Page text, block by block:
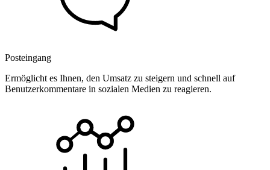
Posteingang
Ermöglicht es Ihnen, den Umsatz zu steigern und schnell auf
Benutzerkommentare in sozialen Medien zu reagieren.